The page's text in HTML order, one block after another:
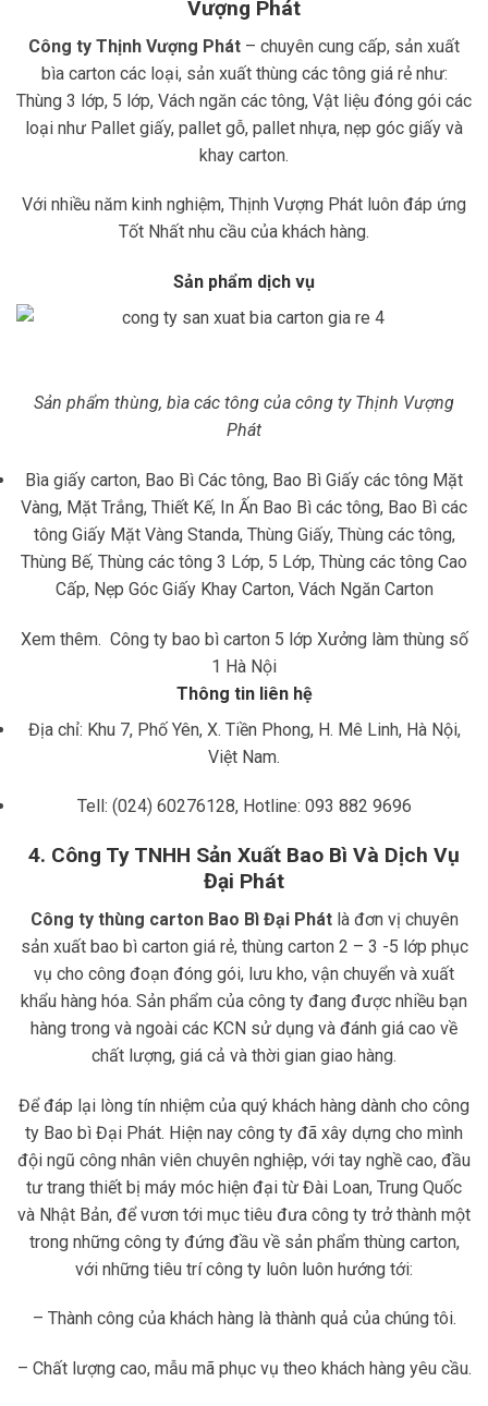
Vượng Phát
Công ty Thịnh Vượng Phát – chuyên cung cấp, sản xuất
bìa carton các loại, sản xuất thùng các tông giá rẻ như:
Thùng 3 lớp, 5 lớp, Vách ngăn các tông, Vật liệu đóng gói các
loại như Pallet giấy, pallet gỗ, pallet nhựa, nẹp góc giấy và
khay carton.
Với nhiều năm kinh nghiệm, Thịnh Vượng Phát luôn đáp ứng
Tốt Nhất nhu cầu của khách hàng.
Sản phẩm dịch vụ
Sản phẩm thùng, bìa các tông của công ty Thịnh Vượng
Phát
Bìa giấy carton, Bao Bì Các tông, Bao Bì Giấy các tông Mặt
Vàng, Mặt Trắng, Thiết Kế, In Ấn Bao Bì các tông, Bao Bì các
tông Giấy Mặt Vàng Standa, Thùng Giấy, Thùng các tông,
Thùng Bế, Thùng các tông 3 Lớp, 5 Lớp, Thùng các tông Cao
Cấp, Nẹp Góc Giấy Khay Carton, Vách Ngăn Carton
Xem thêm. Công ty bao bì carton 5 lớp Xưởng làm thùng số
1 Hà Nội
Thông tin liên hệ
Địa chỉ: Khu 7, Phố Yên, X. Tiền Phong, H. Mê Linh, Hà Nội,
Việt Nam.
Tell: (024) 60276128, Hotline: 093 882 9696
4. Công Ty TNHH Sản Xuất Bao Bì Và Dịch Vụ
Đại Phát
Công ty thùng carton Bao Bì Đại Phátlà đơn vị chuyên
sản xuất bao bì carton giá rẻ, thùng carton 2 – 3 -5 lớp phục
vụ cho công đoạn đóng gói, lưu kho, vận chuyển và xuất
khẩu hàng hóa. Sản phẩm của công ty đang được nhiều bạn
hàng trong và ngoài các KCN sử dụng và đánh giá cao về
chất lượng, giá cả và thời gian giao hàng.
Để đáp lại lòng tín nhiệm của quý khách hàng dành cho công
ty Bao bì Đại Phát. Hiện nay công ty đã xây dựng cho mình
đội ngũ công nhân viên chuyên nghiệp, với tay nghề cao, đầu
tư trang thiết bị máy móc hiện đại từ Đài Loan, Trung Quốc
và Nhật Bản, để vươn tới mục tiêu đưa công ty trở thành một
trong những công ty đứng đầu về sản phẩm thùng carton,
với những tiêu trí công ty luôn luôn hướng tới:
– Thành công của khách hàng là thành quả của chúng tôi.
– Chất lượng cao, mẫu mã phục vụ theo khách hàng yêu cầu.